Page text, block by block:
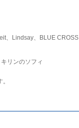
、Lindsay、BLUE CROSS
リンのソフィ